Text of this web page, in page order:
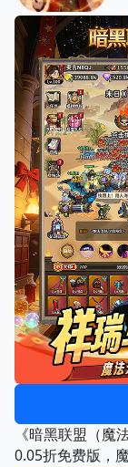
《暗黑联盟（魔
0.05折免费版，